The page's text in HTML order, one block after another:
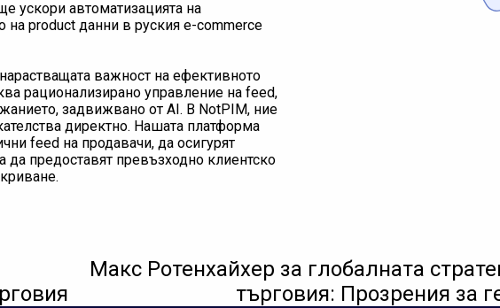
ускори автоматизацията на
на product данни в руския e-commerce
важност на ефективното
рационализирано управление на feed,
задвижвано от AI. В NotPIM, ние
директно. Нашата платформа
feed на продавачи, да осигурят
предоставят превъзходно клиентско
Макс Ротенхайхер за глобалната
търговия: Прозрения за